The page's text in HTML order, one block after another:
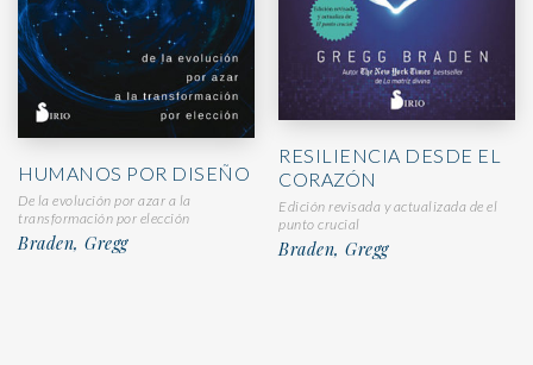
HUMANOS POR DISEÑO
De la evolución por azar a la
transformación por elección
Braden, Gregg
RESILIENCIA DESDE EL
CORAZÓN
Edición revisada y actualizada de el
punto crucial
Braden, Gregg